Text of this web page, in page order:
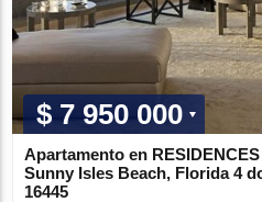
$ 7 950 000
Apartamento en
Sunny Isles Beach, Florida 4
16445